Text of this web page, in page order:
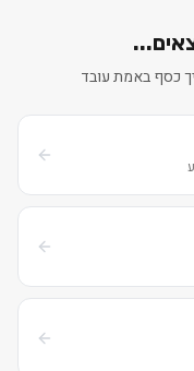
כסף באמת עובד